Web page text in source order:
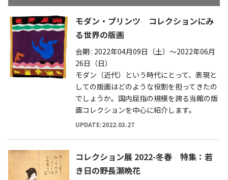
モダン・プリンツ コレクションにみ
る世界の版画
会期 : 2022年04月09日（土）～2022年06月
26日（日）
モダン（近代）という時代にとって、表現と
しての版画はどのような役割を担ってきたの
でしょうか。国内屈指の規模を誇る当館の版
画コレクションを中心に紹介します。
UPDATE:2022.03.27
コレクション展 2022-冬春 特集：若
き日の野長瀬晩花